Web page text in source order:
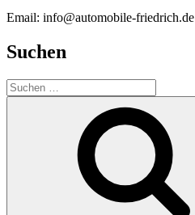
Email: info@automobile-friedrich.de
Suchen
Suche
nach: